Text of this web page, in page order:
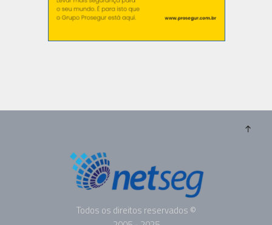
Todos os direitos reservados ©